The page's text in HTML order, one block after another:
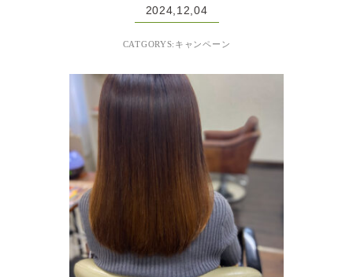
2024,12,04
CATGORYS:キャンペーン